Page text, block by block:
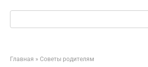
Поиск:
Главная » Советы родителям